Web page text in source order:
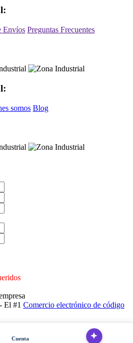
Envíos Preguntas Frecuentes
somos Blog
- El #1 Comercio electrónico de código
Cuenta